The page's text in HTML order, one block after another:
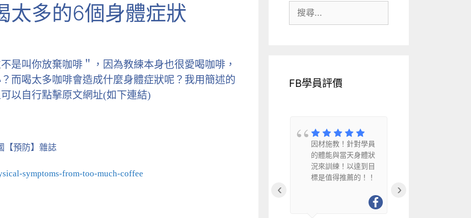
太多的6個身體症狀
是叫你放棄咖啡＂，因為教練本身也很愛喝咖啡，
而喝太多咖啡會造成什麼身體症狀呢？我用簡述的
以自行點擊原文網址(如下連結)
【預防】雜誌
symptoms-from-too-much-coffee
尋:
FB學員評價
因材施教！針對學員
的體能與當天身體狀
況來訓練！以達到目
標是值得推薦的！！
‹ ›